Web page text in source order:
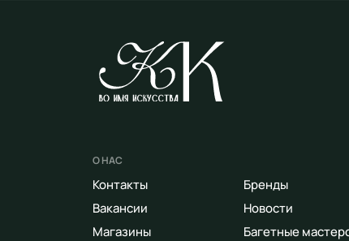
О НАС
Контакты
Вакансии
Магазины
Бренды
Новости
Багетные